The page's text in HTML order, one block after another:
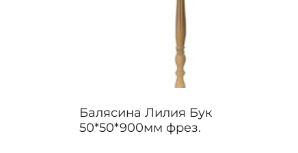
Балясина Лилия Бук
50*50*900мм фрез.